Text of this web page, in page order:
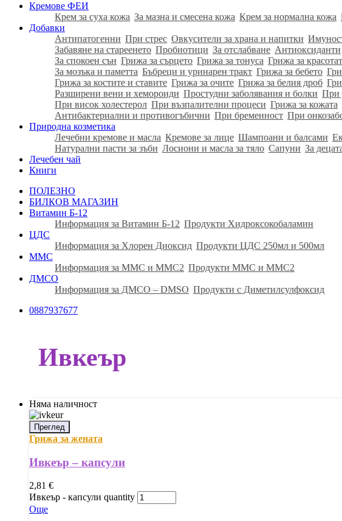
Кремове ФЕИ
Крем за суха кожа За мазна и смесена кожа Крем за нормална кожа
Добавки
Антипатогенни При стрес Овкусители за храна и напитки
Забавяне на стареенето Пробиотици За отслабване Антиоксиданти
За спокоен сън Грижа за сърцето Грижа за тонуса Грижа за
За мозъка и паметта Бъбреци и уринарен тракт Грижа за бебето
Грижа за костите и ставите Грижа за очите Грижа за белия дроб
Разширени вени и хемороиди Простудни заболявания и болки При
При висок холестерол При възпалителни процеси Грижа за кожата
Антибактериални и противогъбични При бременност При
Природна козметика
Лечебни кремове и масла Кремове за лице Шампоани и балсами
Натурални пасти за зъби Лосиони и масла за тяло Сапуни За
Лечебен чай
Книги
ПОЛЕЗНО
БИЛКОВ МАГАЗИН
Витамин Б-12
Информация за Витамин Б-12 Продукти Хидроксокобаламин
ЦДС
Информация за Хлорен Диоксид Продукти ЦДС 250мл и 500мл
ММС
Информация за ММС и ММС2 Продукти ММС и ММС2
ДМСО
Информация за ДМСО – DMSO Продукти с Диметилсулфоксид
0887937677
Ивкеър
Няма наличност
Преглед
Грижа за жената
Ивкеър – капсули
2,81 €
Ивкеър - капсули quantity
Още